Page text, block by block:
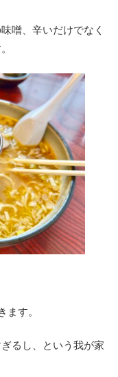
噌、辛いだけでなく
ます。
るし、という我が家